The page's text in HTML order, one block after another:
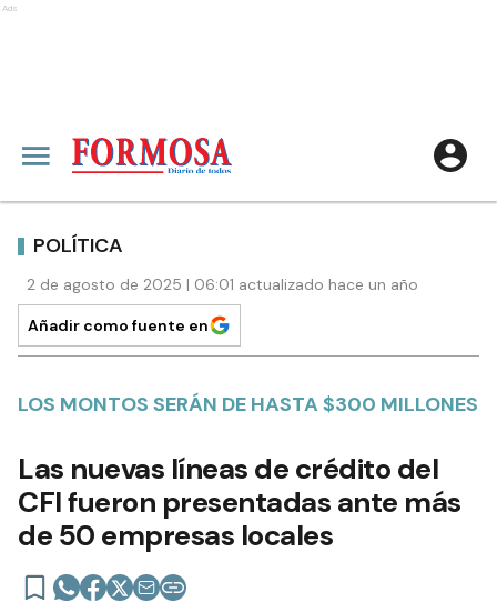
Ads
POLÍTICA
2 de agosto de 2025 | 06:01 actualizado hace un año
Añadir como fuente en
LOS MONTOS SERÁN DE HASTA $300 MILLONES
Las nuevas líneas de crédito del
CFI fueron presentadas ante más
de 50 empresas locales